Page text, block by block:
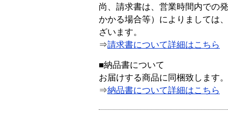
尚、請求書は、営業時間内での
かかる場合等）によりましては
ざいます。
⇒請求書について詳細はこちら
■納品書について
お届けする商品に同梱致します。
⇒納品書について詳細はこちら